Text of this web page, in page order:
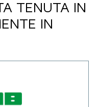
TENUTA IN
IN